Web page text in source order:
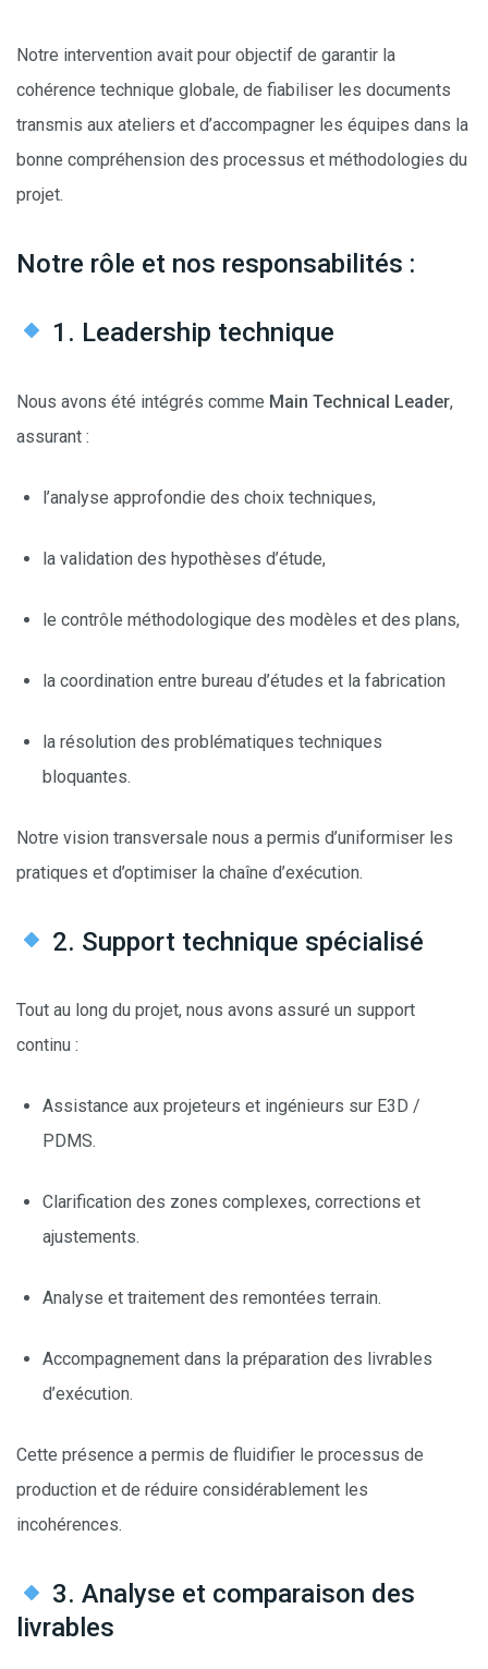
Notre intervention avait pour objectif de garantir la
cohérence technique globale, de fiabiliser les documents
transmis aux ateliers et d’accompagner les équipes dans la
bonne compréhension des processus et méthodologies du
projet.
Notre rôle et nos responsabilités :
1. Leadership technique
Nous avons été intégrés comme Main Technical Leader,
assurant :
l’analyse approfondie des choix techniques,
la validation des hypothèses d’étude,
le contrôle méthodologique des modèles et des plans,
la coordination entre bureau d’études et la fabrication
la résolution des problématiques techniques
bloquantes.
Notre vision transversale nous a permis d’uniformiser les
pratiques et d’optimiser la chaîne d’exécution.
2. Support technique spécialisé
Tout au long du projet, nous avons assuré un support
continu :
Assistance aux projeteurs et ingénieurs sur E3D /
PDMS.
Clarification des zones complexes, corrections et
ajustements.
Analyse et traitement des remontées terrain.
Accompagnement dans la préparation des livrables
d’exécution.
Cette présence a permis de fluidifier le processus de
production et de réduire considérablement les
incohérences.
3. Analyse et comparaison des
livrables